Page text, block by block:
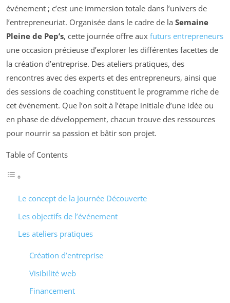
événement ; c’est une immersion totale dans l’univers de
l’entrepreneuriat. Organisée dans le cadre de la Semaine
Pleine de Pep’s, cette journée offre aux futurs entrepreneurs
une occasion précieuse d’explorer les différentes facettes de
la création d’entreprise. Des ateliers pratiques, des
rencontres avec des experts et des entrepreneurs, ainsi que
des sessions de coaching constituent le programme riche de
cet événement. Que l’on soit à l’étape initiale d’une idée ou
en phase de développement, chacun trouve des ressources
pour nourrir sa passion et bâtir son projet.
Table of Contents
Le concept de la Journée Découverte
Les objectifs de l’événement
Les ateliers pratiques
Création d’entreprise
Visibilité web
Financement